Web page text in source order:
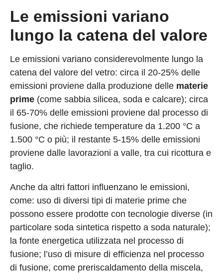
Le emissioni variano
lungo la catena del valore
Le emissioni variano considerevolmente lungo la
catena del valore del vetro: circa il 20-25% delle
emissioni proviene dalla produzione delle materie
prime (come sabbia silicea, soda e calcare); circa
il 65-70% delle emissioni proviene dal processo di
fusione, che richiede temperature da 1.200 °C a
1.500 °C o più; il restante 5-15% delle emissioni
proviene dalle lavorazioni a valle, tra cui ricottura e
taglio.
Anche da altri fattori influenzano le emissioni,
come: uso di diversi tipi di materie prime che
possono essere prodotte con tecnologie diverse (in
particolare soda sintetica rispetto a soda naturale);
la fonte energetica utilizzata nel processo di
fusione; l’uso di misure di efficienza nel processo
di fusione, come preriscaldamento della miscela,